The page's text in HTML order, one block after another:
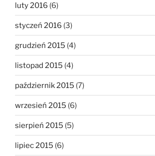
luty 2016 (6)
styczeń 2016 (3)
grudzień 2015 (4)
listopad 2015 (4)
październik 2015 (7)
wrzesień 2015 (6)
sierpień 2015 (5)
lipiec 2015 (6)